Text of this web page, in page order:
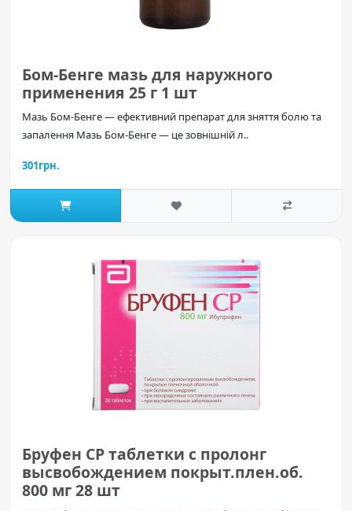
Бом-Бенге мазь для наружного
применения 25 г 1 шт
Мазь Бом-Бенге — ефективний препарат для зняття болю та
запалення Мазь Бом-Бенге — це зовнішній л..
301грн.
Бруфен СР таблетки с пролонг
высвобождением покрыт.плен.об.
800 мг 28 шт